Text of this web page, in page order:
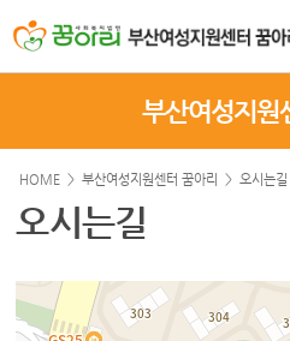
부산여성지원
HOME >부산여성지원센터 꿈아리 >오시는길
오시는길